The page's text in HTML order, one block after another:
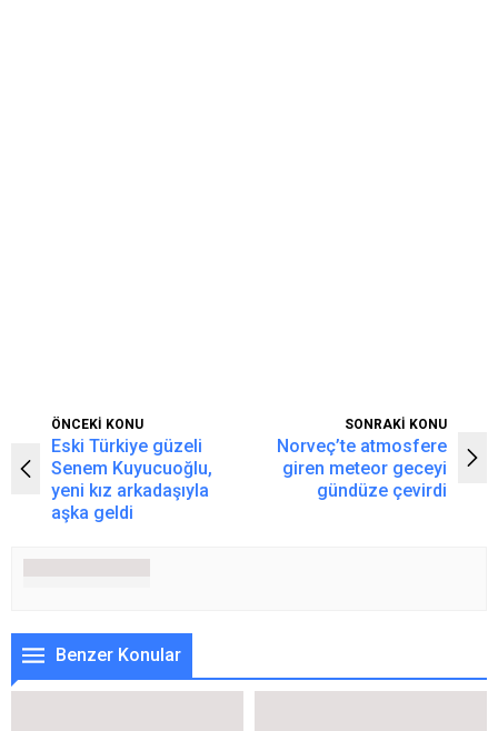
ÖNCEKİ KONU
Eski Türkiye güzeli
Senem Kuyucuoğlu,
yeni kız arkadaşıyla
aşka geldi
SONRAKİ KONU
Norveç’te atmosfere
giren meteor geceyi
gündüze çevirdi
Benzer Konular